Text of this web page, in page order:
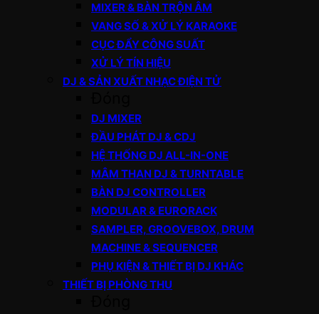
MIXER & BÀN TRỘN ÂM
VANG SỐ & XỬ LÝ KARAOKE
CỤC ĐẨY CÔNG SUẤT
XỬ LÝ TÍN HIỆU
DJ & SẢN XUẤT NHẠC ĐIỆN TỬ
DJ MIXER
ĐẦU PHÁT DJ & CDJ
HỆ THỐNG DJ ALL-IN-ONE
MÂM THAN DJ & TURNTABLE
BÀN DJ CONTROLLER
MODULAR & EURORACK
SAMPLER, GROOVEBOX, DRUM
MACHINE & SEQUENCER
PHỤ KIỆN & THIẾT BỊ DJ KHÁC
THIẾT BỊ PHÒNG THU